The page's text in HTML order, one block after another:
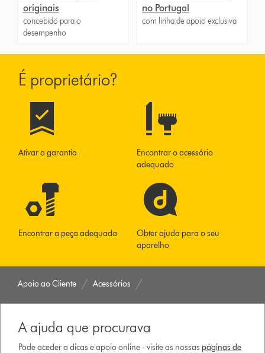
originais
concebido para o
desempenho
no Portugal
com linha de apoio exclusiva
É proprietário?
Ativar a garantia
Encontrar o acessório
adequado
Encontrar a peça adequada
Obter ajuda para o seu
aparelho
Apoio ao Cliente Acessórios
A ajuda que procurava
Pode aceder a dicas e apoio online - visite as nossas páginas de